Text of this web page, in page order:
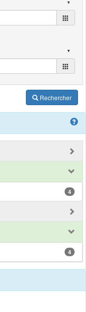
Rechercher
4
4